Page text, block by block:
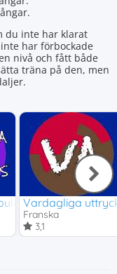
du inte har klarat
har förbockade
nivå och fått både
träna på den, men
Vardagliga
Franska
3,1